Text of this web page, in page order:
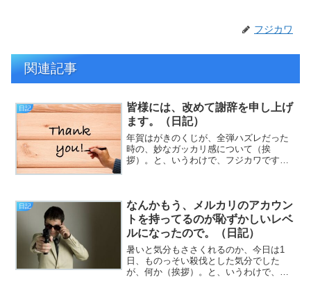
フジカワ
関連記事
日記
皆様には、改めて謝辞を申し上げ
ます。（日記）
年賀はがきのくじが、全弾ハズレだった
時の、妙なガッカリ感について（挨
拶）。と、いうわけで、フジカワです。
ンがあさって方向にアッパーで...
日記
なんかもう、メルカリのアカウン
トを持ってるのが恥ずかしいレベ
ルになったので。（日記）
暑いと気分もささくれるのか、今日は1
日、ものっそい殺伐とした気分でした
が、何か（挨拶）。と、いうわけで、フ